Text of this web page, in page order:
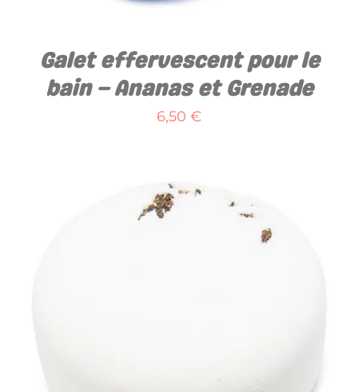
Galet effervescent pour le
bain – Ananas et Grenade
6,50 €